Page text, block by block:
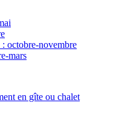
octobre-novembre
mars
en gîte ou chalet